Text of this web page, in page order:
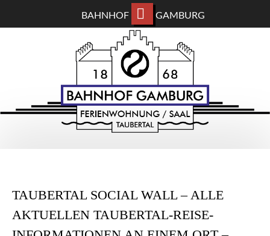
BAHNHOF GAMBURG
BAHNHOF GAMBURG
Ferienwohnung und Eventsaal im Taubertal
TAUBERTAL SOCIAL WALL – ALLE
AKTUELLEN TAUBERTAL-REISE-